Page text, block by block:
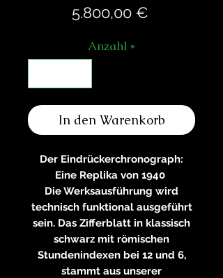
5.800,00 €Preis
Anzahl *
In den Warenkorb
Der Eindrückerchronograph:
Eine Replika von 1940
Die Werksausführung wird
technisch funktional ausgeführt
sein. Das Zifferblatt in klassisch
schwarz mit römischen
Stundenindexen bei 12 und 6,
stammt aus unserer